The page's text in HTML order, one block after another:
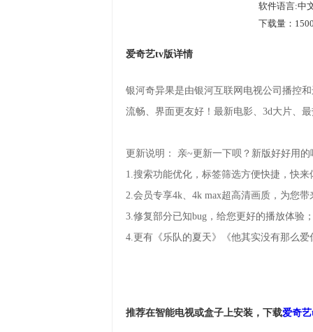
软件语言:中
下载量：
爱奇艺tv版详情
银河奇异果是由银河互联网电视公司播控
流畅、界面更友好！最新电影、3d大片、
更新说明： 亲~更新一下呗？新版好好用的
1.搜索功能优化，标签筛选方便快捷，快来
2.会员专享4k、4k max超高清画质，为您
3.修复部分已知bug，给您更好的播放体验
4.更有《乐队的夏天》《他其实没有那么
推荐在智能电视或盒子上安装，下载爱奇